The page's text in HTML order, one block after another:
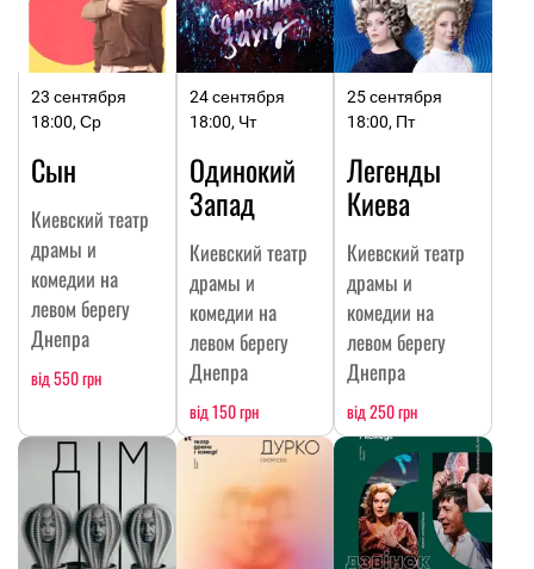
23 сентября
18:00, Ср
Сын
Киевский театр
драмы и
комедии на
левом берегу
Днепра
від 550 грн
24 сентября
18:00, Чт
Одинокий
Запад
Киевский театр
драмы и
комедии на
левом берегу
Днепра
від 150 грн
25 сентября
18:00, Пт
Легенды
Киева
Киевский театр
драмы и
комедии на
левом берегу
Днепра
від 250 грн